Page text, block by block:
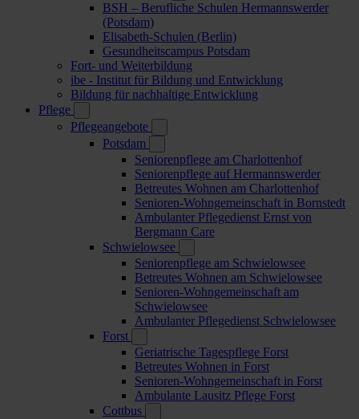
BSH – Berufliche Schulen Hermannswerder
(Potsdam)
Elisabeth-Schulen (Berlin)
Gesundheitscampus Potsdam
Fort- und Weiterbildung
ibe - Institut für Bildung und Entwicklung
Bildung für nachhaltige Entwicklung
Pflege
Pflegeangebote
Potsdam
Seniorenpflege am Charlottenhof
Seniorenpflege auf Hermannswerder
Betreutes Wohnen am Charlottenhof
Senioren-Wohngemeinschaft in Bornstedt
Ambulanter Pflegedienst Ernst von
Bergmann Care
Schwielowsee
Seniorenpflege am Schwielowsee
Betreutes Wohnen am Schwielowsee
Senioren-Wohngemeinschaft am
Schwielowsee
Ambulanter Pflegedienst Schwielowsee
Forst
Geriatrische Tagespflege Forst
Betreutes Wohnen in Forst
Senioren-Wohngemeinschaft in Forst
Ambulante Lausitz Pflege Forst
Cottbus